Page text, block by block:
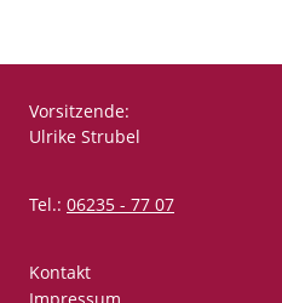
Vorsitzende:
Ulrike Strubel
Tel.: 06235 - 77 07
Kontakt